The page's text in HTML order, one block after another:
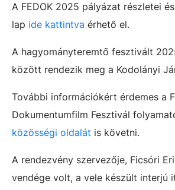
A FEDOK 2025 pályázat részletei
lap ide kattintva érhető el.
A hagyományteremtő fesztivált
között rendezik meg a Kodolányi
További információkért érdemes a
Dokumentumfilm Fesztivál
közösségi oldalát is követni.
A rendezvény szervezője, Ficsóri
vendége volt, a vele készült interjú